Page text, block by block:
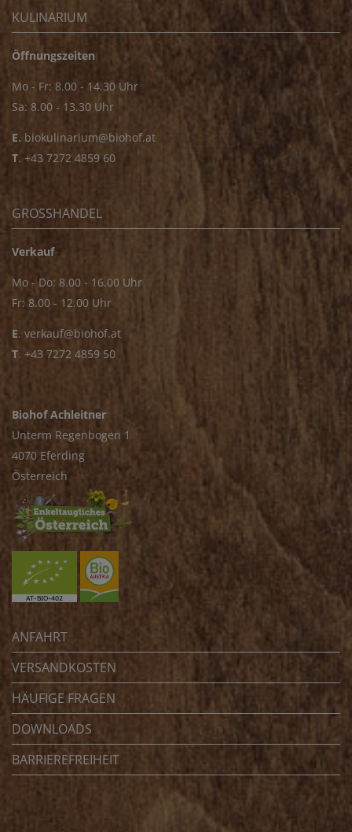
KULINARIUM
Öffnungszeiten
Mo - Fr: 8.00 - 14.30 Uhr
Sa: 8.00 - 13.30 Uhr
E. biokulinarium@biohof.at
T. +43 7272 4859 60
GROSSHANDEL
Verkauf
Mo - Do: 8.00 - 16.00 Uhr
Fr: 8.00 - 12.00 Uhr
E. verkauf@biohof.at
T. +43 7272 4859 50
Biohof Achleitner
Unterm Regenbogen 1
4070 Eferding
Österreich
ANFAHRT
VERSANDKOSTEN
HÄUFIGE FRAGEN
DOWNLOADS
BARRIEREFREIHEIT